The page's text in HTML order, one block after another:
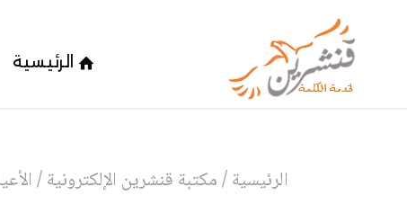
الرئيسية
الرئيسية/مكتبة قنشرين الإلكترونية/